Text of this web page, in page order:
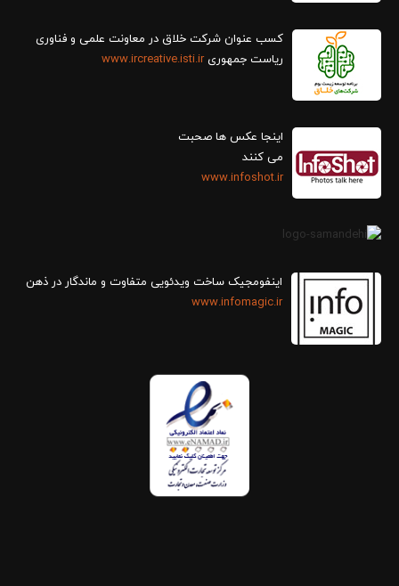
کسب عنوان شرکت خلاق در معاونت علمی و فناوری
ریاست جمهوریwww.ircreative.isti.ir
اینجا عکس ها صحبت
می کنند
www.infoshot.ir
اینفومجیک ساخت ویدئویی متفاوت و ماندگار در ذهن
www.infomagic.ir